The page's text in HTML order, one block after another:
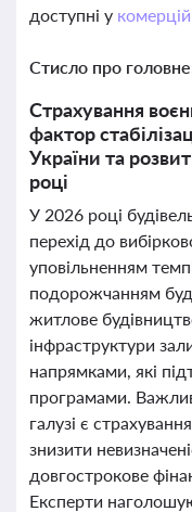
доступні у
Стисло про
Страхування
фактор
України та
році
У 2026 році
перехід до
уповільненням
подорожчанням
житлове
інфраструктури
напрямками, які
програмами.
галузі є
знизити
довгострокове
Експерти